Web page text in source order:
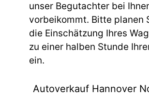
unser Begutachter bei
vorbeikommt. Bitte planen
die Einschätzung Ihres
zu einer halben Stunde
ein.
Autoverkauf Hannover